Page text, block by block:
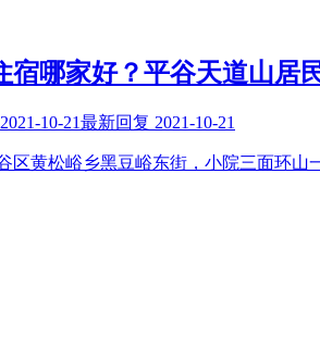
宿哪家好？平谷天道山居
2021-10-21最新回复 2021-10-21
黄松峪乡黑豆峪东街，小院三面环山